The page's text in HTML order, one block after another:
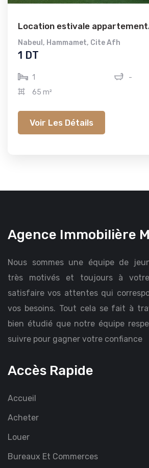
Location estivale
Nabeul , Hammamet, Cite Afh
1 DT
1
-
65 m²
Voir Les Détails
Agence Immobilière
Nous sommes une équipe de
très motivés et toujours à
satisfaire vos attentes qui
vos besoins. Tout cela se fait à
bien étudié que notre équipe
suivre pour gagner votre confiance
Accès Rapide
Accueil
Acheter
Louer
Bureaux Et Commerces